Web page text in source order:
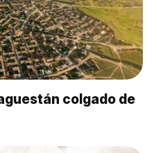
colgado de